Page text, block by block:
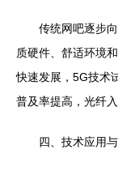
传统网吧逐步
质硬件、舒适环境
快速发展，5G技术
普及率提高，光纤
四、技术应用